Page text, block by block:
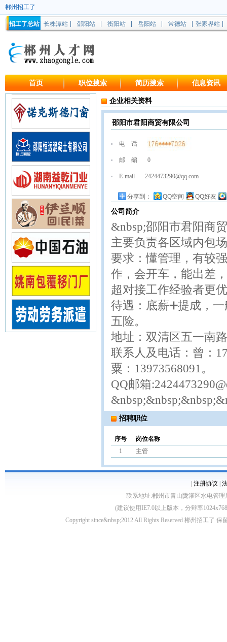
郴州招工了
招工了总站 长株潭站 邵阳站 衡阳站 岳阳站 常德站 张家界站
首页 职位搜索 简历搜索 信息资讯
企业相关资料
邵阳市君阳商贸有限公司
电 话
邮 编 0
E-mail 2424473290@qq.com
分享到： QQ空间 QQ好友
公司简介
&nbsp;邵阳市君阳商
主要负责各区域内包
要求：懂管理，有较
作，会开车，能出差
超对接工作经验者更
待遇：底薪➕提成，
五险。
地址：双清区五一南
联系人及电话：曾：
粟：13973568091。
QQ邮箱
招聘职位
序号
岗位名称
1
主管
注册协议
联系地址:郴州市青山陇灌区水电管理
(建议使用IE7.0以上版本，分辩率
Copyright since&nbsp;2012 All Rights Reserved 郴州招工了